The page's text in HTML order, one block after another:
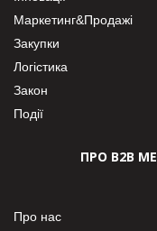
Маркетинг&Продажі
Закупки
Логістика
Закон
Події
ПРО В2В
Про нас